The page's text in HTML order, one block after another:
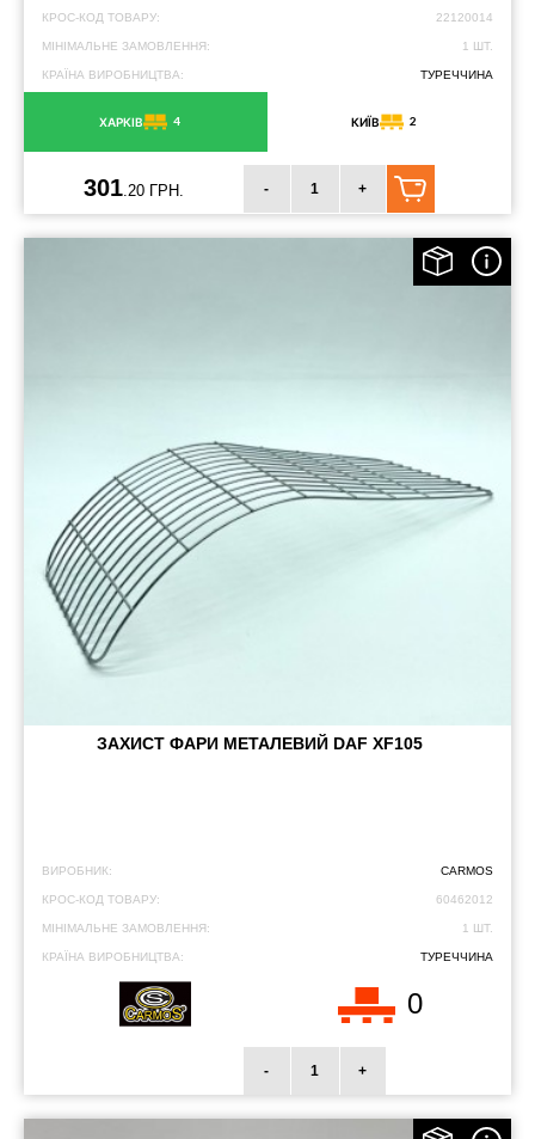
КРОС-КОД ТОВАРУ: 22120014
МІНІМАЛЬНЕ ЗАМОВЛЕННЯ: 1 ШТ.
КРАЇНА ВИРОБНИЦТВА: ТУРЕЧЧИНА
ХАРКІВ 4 КИЇВ 2
301.20 ГРН. - +
ЗАХИСТ ФАРИ МЕТАЛЕВИЙ DAF XF105
ВИРОБНИК: CARMOS
КРОС-КОД ТОВАРУ: 60462012
МІНІМАЛЬНЕ ЗАМОВЛЕННЯ: 1 ШТ.
КРАЇНА ВИРОБНИЦТВА: ТУРЕЧЧИНА
0
- +